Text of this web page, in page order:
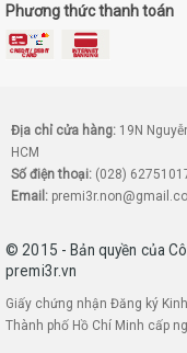
Phương thức thanh toán
Địa chỉ cửa hàng: 19N
HCM
Số điện thoại: (028)
Email:
© 2015 - Bản quyền của
premi3r.vn
Giấy chứng nhận Đăng ký
Thành phố Hồ Chí Minh cấp